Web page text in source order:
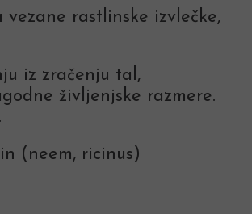
rastlinske izvlečke,
iz zračenju tal,
življenjske razmere.
(neem, ricinus)